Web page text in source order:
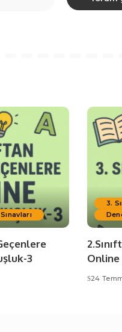
3
3.
Online
24